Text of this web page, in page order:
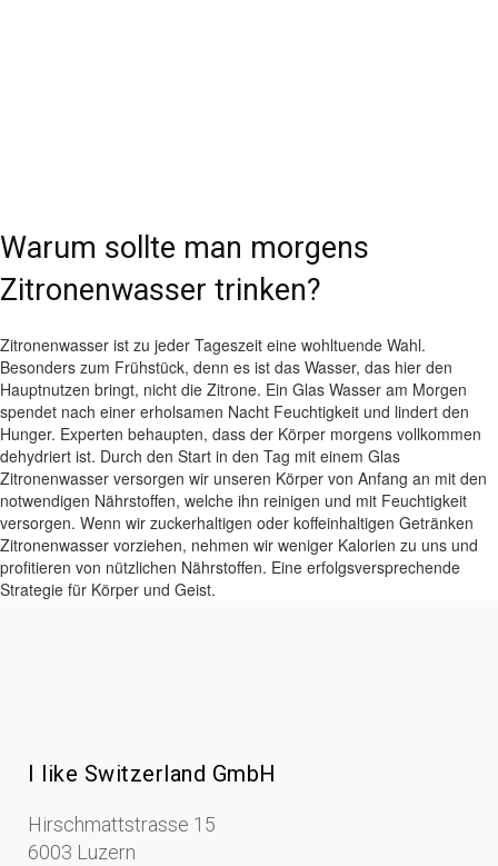
Warum sollte man morgens
Zitronenwasser trinken?
Zitronenwasser ist zu jeder Tageszeit eine wohltuende Wahl.
Besonders zum Frühstück, denn es ist das Wasser, das hier den
Hauptnutzen bringt, nicht die Zitrone. Ein Glas Wasser am Morgen
spendet nach einer erholsamen Nacht Feuchtigkeit und lindert den
Hunger. Experten behaupten, dass der Körper morgens vollkommen
dehydriert ist. Durch den Start in den Tag mit einem Glas
Zitronenwasser versorgen wir unseren Körper von Anfang an mit den
notwendigen Nährstoffen, welche ihn reinigen und mit Feuchtigkeit
versorgen. Wenn wir zuckerhaltigen oder koffeinhaltigen Getränken
Zitronenwasser vorziehen, nehmen wir weniger Kalorien zu uns und
profitieren von nützlichen Nährstoffen. Eine erfolgsversprechende
Strategie für Körper und Geist.
I like Switzerland GmbH
Hirschmattstrasse 15
6003 Luzern